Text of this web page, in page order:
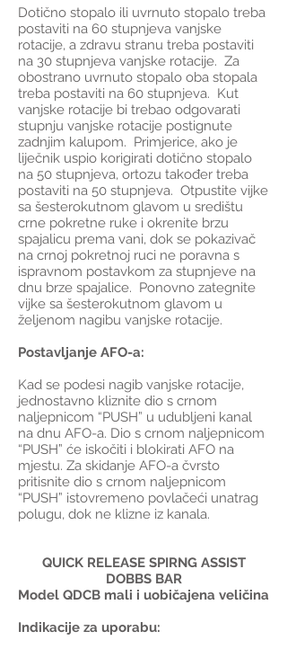
Dotično stopalo ili uvrnuto stopalo treba
postaviti na 60 stupnjeva vanjske
rotacije, a zdravu stranu treba postaviti
na 30 stupnjeva vanjske rotacije. Za
obostrano uvrnuto stopalo oba stopala
treba postaviti na 60 stupnjeva. Kut
vanjske rotacije bi trebao odgovarati
stupnju vanjske rotacije postignute
zadnjim kalupom. Primjerice, ako je
liječnik uspio korigirati dotično stopalo
na 50 stupnjeva, ortozu također treba
postaviti na 50 stupnjeva. Otpustite vijke
sa šesterokutnom glavom u središtu
crne pokretne ruke i okrenite brzu
spajalicu prema vani, dok se pokazivač
na crnoj pokretnoj ruci ne poravna s
ispravnom postavkom za stupnjeve na
dnu brze spajalice. Ponovno zategnite
vijke sa šesterokutnom glavom u
željenom nagibu vanjske rotacije.
Postavljanje AFO-a:
Kad se podesi nagib vanjske rotacije,
jednostavno kliznite dio s crnom
naljepnicom “PUSH” u udubljeni kanal
na dnu AFO-a. Dio s crnom naljepnicom
“PUSH” će iskočiti i blokirati AFO na
mjestu. Za skidanje AFO-a čvrsto
pritisnite dio s crnom naljepnicom
“PUSH” istovremeno povlačeći unatrag
polugu, dok ne klizne iz kanala.
QUICK RELEASE SPIRNG ASSIST
DOBBS BAR
Model QDCB mali i uobičajena veličina
Indikacije za uporabu: